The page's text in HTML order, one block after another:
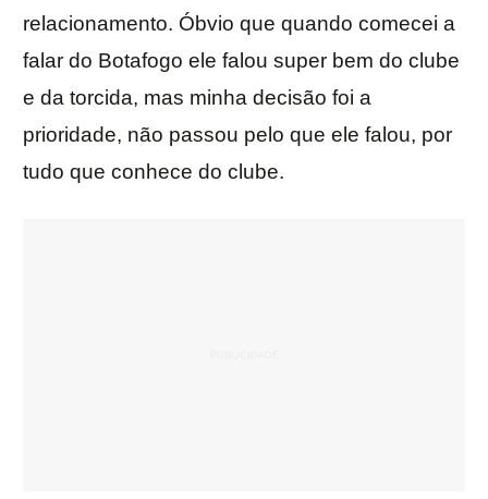
relacionamento. Óbvio que quando comecei a
falar do Botafogo ele falou super bem do clube
e da torcida, mas minha decisão foi a
prioridade, não passou pelo que ele falou, por
tudo que conhece do clube.